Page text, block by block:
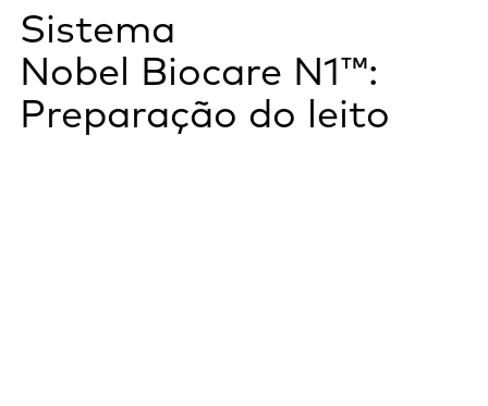
Sistema
Nobel Biocare N1™:
Preparação do leito